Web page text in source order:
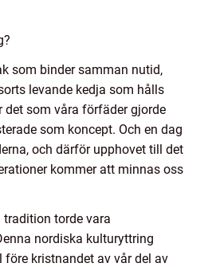
som binder samman nutid,
levande kedja som hålls
det som våra förfäder gjorde
som koncept. Och en dag
och därför upphovet till det
kommer att minnas oss
torde vara
nordiska kulturyttring
kristnandet av vår del av